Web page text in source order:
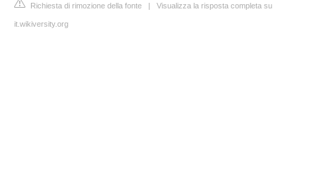
Richiesta di rimozione della fonte | Visualizza la risposta completa su
it.wikiversity.org